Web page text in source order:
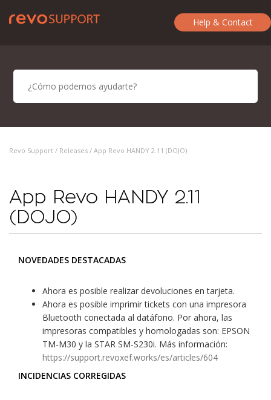
Help & Contact
Revo Support / Releases / App Revo HANDY 2.11 (DOJO)
App Revo HANDY 2.11
(DOJO)
NOVEDADES DESTACADAS
Ahora es posible realizar devoluciones en tarjeta.
Ahora es posible imprimir tickets con una impresora
Bluetooth conectada al datáfono. Por ahora, las
impresoras compatibles y homologadas son: EPSON
TM-M30 y la STAR SM-S230i. Más información:
https://support.revoxef.works/es/articles/604
INCIDENCIAS CORREGIDAS